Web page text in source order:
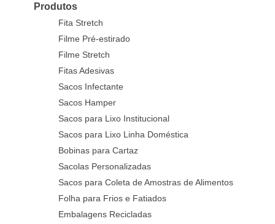
Produtos
Fita Stretch
Filme Pré-estirado
Filme Stretch
Fitas Adesivas
Sacos Infectante
Sacos Hamper
Sacos para Lixo Institucional
Sacos para Lixo Linha Doméstica
Bobinas para Cartaz
Sacolas Personalizadas
Sacos para Coleta de Amostras de Alimentos
Folha para Frios e Fatiados
Embalagens Recicladas